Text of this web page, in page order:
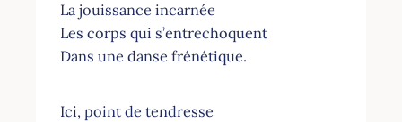
La jouissance incarnée
Les corps qui s’entrechoquent
Dans une danse frénétique.
Ici, point de tendresse